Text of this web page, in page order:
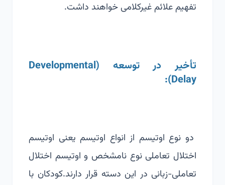
تفهیم علائم غیرکلامی خواهند داشت.
تأخیر در توسعه (Developmental
Delay
):
دو نوع اوتیسم از انواع اوتیسم یعنی اوتیسم
اختلال تعاملی نوع نامشخص و اوتیسم اختلال
تعاملی-زبانی در این دسته قرار دارند.کودکان با